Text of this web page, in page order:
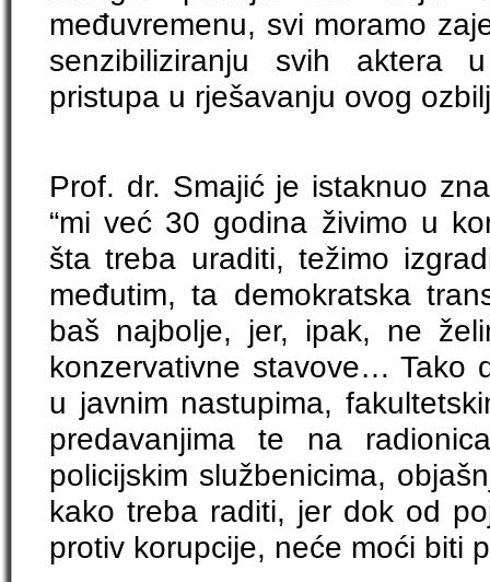
međuvremenu, svi moramo
senzibiliziranju svih aktera
pristupa u rješavanju ovog
Prof. dr. Smajić je istaknuo
“mi već 30 godina živimo u
šta treba uraditi, težimo
međutim, ta demokratska
baš najbolje, jer, ipak, ne
konzervativne stavove… Tako
u javnim nastupima,
predavanjima te na
policijskim službenicima,
kako treba raditi, jer dok od
protiv korupcije, neće moći biti